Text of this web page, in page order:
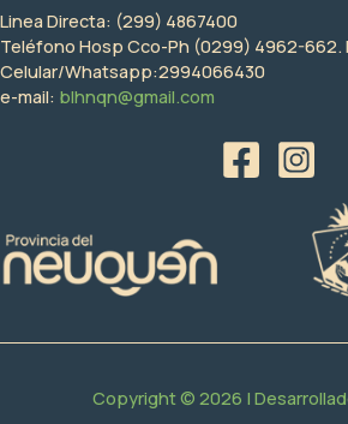
Linea Directa: (299) 4867400
Teléfono Hosp Cco-Ph (0299) 4962-662.
Celular/Whatsapp:2994066430
e-mail: blhnqn@gmail.com
Copyright © 2026 |